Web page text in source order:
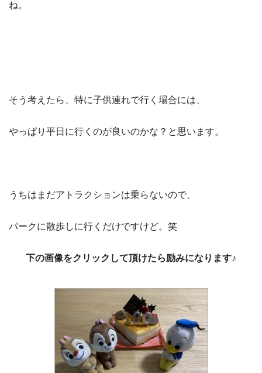
ね。
そう考えたら、特に子供連れで行く場合には、
やっぱり平日に行くのが良いのかな？と思います。
うちはまだアトラクションは乗らないので、
パークに散歩しに行くだけですけど。笑
下の画像をクリックして頂けたら励みになります♪